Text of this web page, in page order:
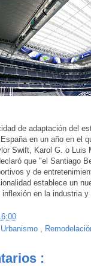
de adaptación del
en un año en el
Swift, Karol G. o
que "el Santiago
y de
establece un
en la industria
,
: